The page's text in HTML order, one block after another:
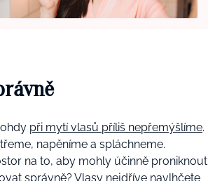
při mytí vlasů příliš nepřemýšlíme.
napěníme a spláchneme.
na to, aby mohly účinně proniknout
správně? Vlasy nejdříve navlhčete